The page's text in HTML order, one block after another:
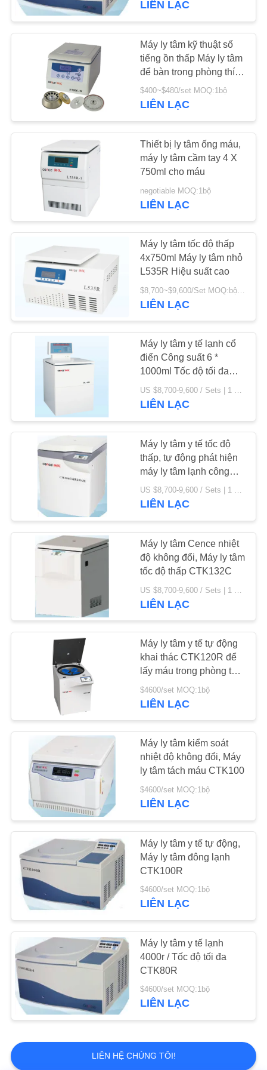
Bảng siêu nhỏ
16
Máy ly tâm dầu thô
4
Máy ly tâm mini
Chiếc chai và ống ly
tâm
LIÊN LẠC
Máy ly tâm kỹ thuật số
tiếng ồn thấp Máy ly tâm
để bàn trong phòng thí
nghiệm H1650-W
$400~$480/set MOQ:1bộ
LIÊN LẠC
Thiết bị ly tâm ống máu,
máy ly tâm cầm tay 4 X
750ml cho máu
negotiable MOQ:1bộ
LIÊN LẠC
Máy ly tâm tốc độ thấp
4x750ml Máy ly tâm nhỏ
L535R Hiệu suất cao
$8,700~$9,600/Set MOQ:bộ/bộ 1
LIÊN LẠC
Máy ly tâm y tế lạnh cổ
điển Công suất 6 *
1000ml Tốc độ tối đa
6000 vòng / phút
US $8,700-9,600 / Sets | 1 Set/Sets (Min. Order) MOQ:bộ/bộ 1
LIÊN LẠC
Máy ly tâm y tế tốc độ
thấp, tự động phát hiện
máy ly tâm lạnh công
suất lớn
US $8,700-9,600 / Sets | 1 Set/Sets (Min. Order) MOQ:1bộ
LIÊN LẠC
Máy ly tâm Cence nhiệt
độ không đổi, Máy ly tâm
tốc độ thấp CTK132C
LIÊN LẠC
Máy ly tâm y tế tự động
khai thác CTK120R để
lấy máu trong phòng thí
nghiệm bệnh viện
$4600/set MOQ:1bộ
LIÊN LẠC
Máy ly tâm kiểm soát
nhiệt độ không đổi, Máy
ly tâm tách máu CTK100
$4600/set MOQ:1bộ
LIÊN LẠC
Máy ly tâm y tế tự động,
Máy ly tâm đông lạnh
CTK100R
$4600/set MOQ:1bộ
LIÊN LẠC
Máy ly tâm y tế lạnh
4000r / Tốc độ tối đa
CTK80R
$4600/set MOQ:1bộ
LIÊN LẠC
LIÊN HỆ CHÚNG TÔI!